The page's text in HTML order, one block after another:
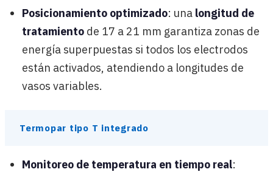
Posicionamiento optimizado: una longitud de
tratamiento de 17 a 21 mm garantiza zonas de
energía superpuestas si todos los electrodos
están activados, atendiendo a longitudes de
vasos variables.
Termopar tipo T integrado
Monitoreo de temperatura en tiempo real: